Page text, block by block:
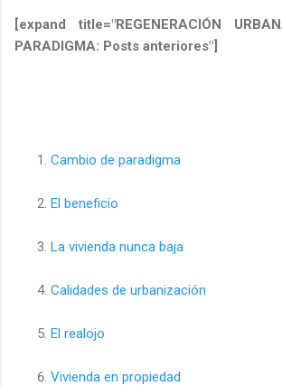
[expand title="REGENERACIÓN
PARADIGMA: Posts anteriores"]
Cambio de paradigma
El beneficio
La vivienda nunca baja
Calidades de urbanización
El realojo
Vivienda en propiedad